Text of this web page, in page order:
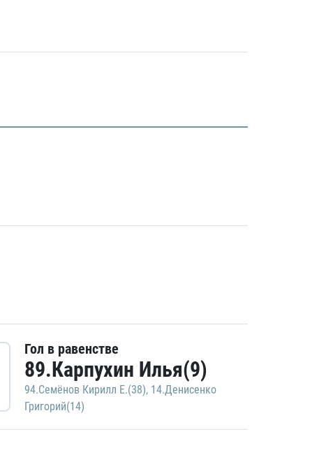
Гол в равенстве
89.Карпухин Илья(9)
94.Семёнов Кирилл Е.(38), 14.Денисенко
Григорий(14)